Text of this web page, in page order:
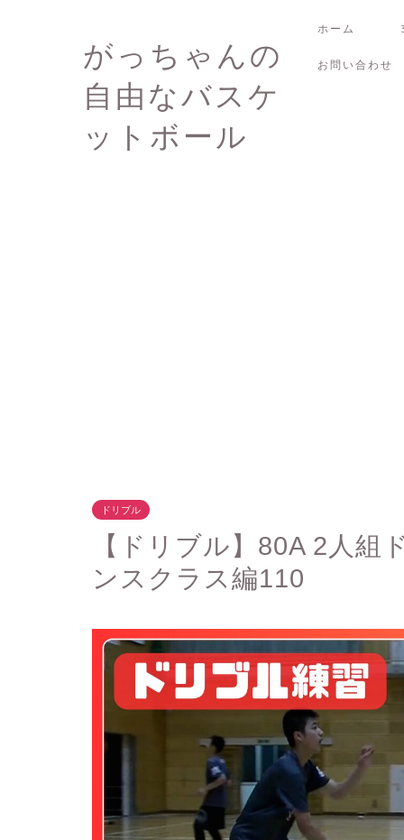
がっちゃんの
自由なバスケ
ットボール
ホーム
お問い合わせ
ドリブル
【ドリブル】80A 2人
ンスクラス編110